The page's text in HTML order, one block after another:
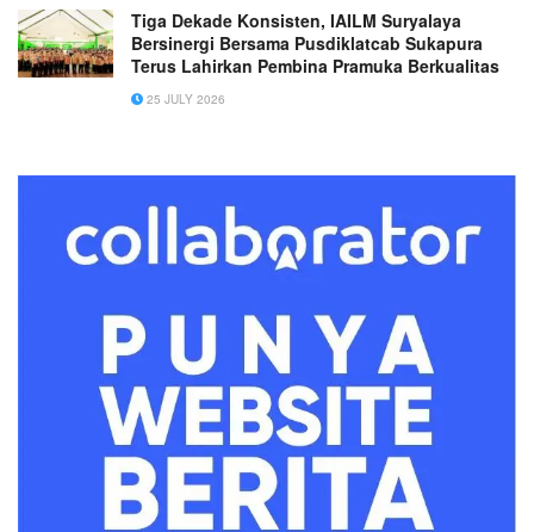
Tiga Dekade Konsisten, IAILM Suryalaya
Bersinergi Bersama Pusdiklatcab Sukapura
Terus Lahirkan Pembina Pramuka Berkualitas
25 JULY 2026